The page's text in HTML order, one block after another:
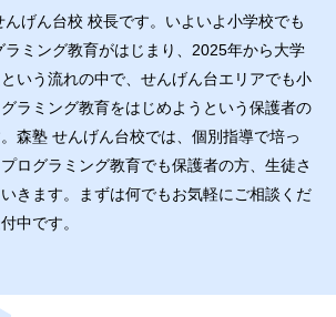
んげん台校 校長です。いよいよ小学校でも
ミング教育がはじまり、2025年から大学
いう流れの中で、せんげん台エリアでも小
ラミング教育をはじめようという保護者の
森塾 せんげん台校では、個別指導で培っ
ログラミング教育でも保護者の方、生徒さ
きます。まずは何でもお気軽にご相談くだ
中です。